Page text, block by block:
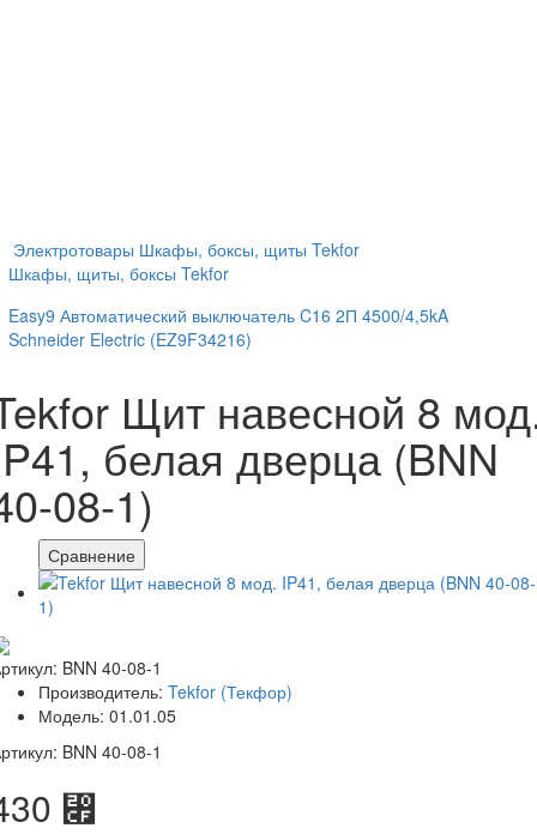
Электротовары Шкафы, боксы, щиты Tekfor
Шкафы, щиты, боксы Tekfor
Easy9 Автоматический выключатель C16 2П 4500/4,5kA
Schneider Electric (EZ9F34216)
Щит навесной 8
белая дверца (BNN
08-1)
Сравнение
BNN 40-08-1
Производитель: Tekfor (Текфор)
Модель: 01.01.05
BNN 40-08-1
⃏